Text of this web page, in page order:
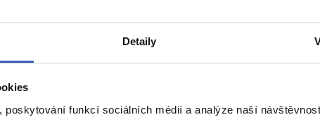
Detaily
poskytování funkcí sociálních médií a analýze naší
pepparkakor. Ve...